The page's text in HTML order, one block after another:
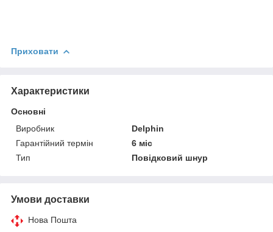
Приховати
Характеристики
Основні
Виробник
Delphin
Гарантійний термін
6 міс
Тип
Повідковий шнур
Умови доставки
Нова Пошта